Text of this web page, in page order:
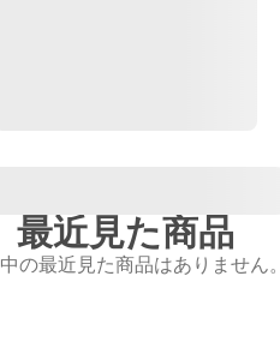
最近見た商品
の最近見た商品はありません。